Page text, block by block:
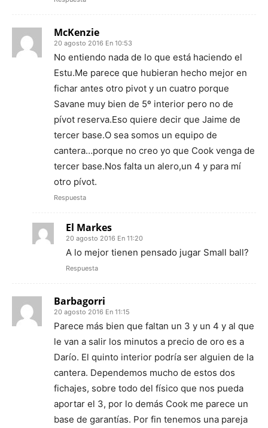
McKenzie
20 agosto 2016 En 10:53
No entiendo nada de lo que está haciendo el
Estu.Me parece que hubieran hecho mejor en
fichar antes otro pivot y un cuatro porque
Savane muy bien de 5º interior pero no de
pívot reserva.Eso quiere decir que Jaime de
tercer base.O sea somos un equipo de
cantera…porque no creo yo que Cook venga de
tercer base.Nos falta un alero,un 4 y para mí
otro pívot.
Respuesta
El Markes
20 agosto 2016 En 11:20
A lo mejor tienen pensado jugar Small ball?
Respuesta
Barbagorri
20 agosto 2016 En 11:15
Parece más bien que faltan un 3 y un 4 y al que
le van a salir los minutos a precio de oro es a
Darío. El quinto interior podría ser alguien de la
cantera. Dependemos mucho de estos dos
fichajes, sobre todo del físico que nos pueda
aportar el 3, por lo demás Cook me parece un
base de garantías. Por fin tenemos una pareja